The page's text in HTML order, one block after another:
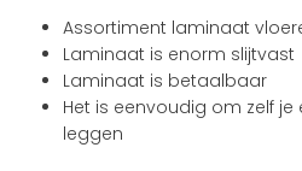
Assortiment laminaat
Laminaat is enorm slijtvast
Laminaat is betaalbaar
Het is eenvoudig om zelf
leggen